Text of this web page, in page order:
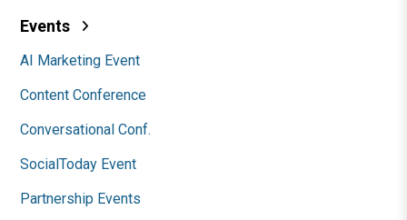
Events
AI Marketing Event
Content Conference
Conversational Conf.
SocialToday Event
Partnership Events